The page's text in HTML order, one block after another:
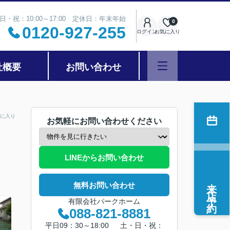
・祝：10:00～17:00 定休日：年末年始
0120-927-255 ログインお気に入り
0
概要 お問い合わせ
入り
お気軽にお問い合わせください
LINEからお問い合わせ
無料お問い合わせ
有限会社パークホーム
088-821-8881
平日09：30～18:00 土・日・祝：
来店予約